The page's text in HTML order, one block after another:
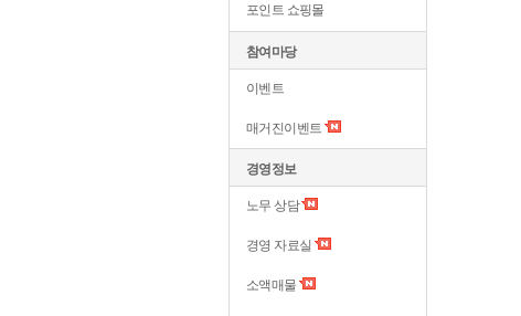
포인트 쇼핑몰
참여마당
이벤트
매거진이벤트
경영정보
노무 상담
경영 자료실
소액매물